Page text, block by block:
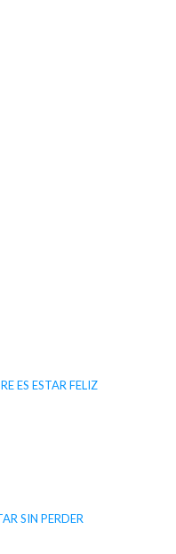
ES ESTAR FELIZ
SIN PERDER